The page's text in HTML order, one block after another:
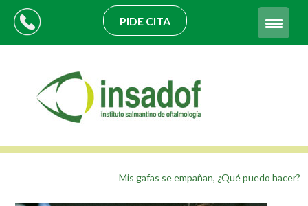
PIDE CITA
Mis gafas se empañan, ¿Qué puedo hacer?